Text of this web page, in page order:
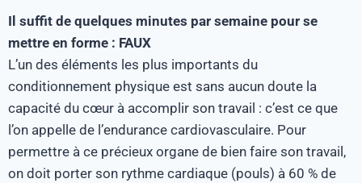
Il suffit de quelques minutes par semaine pour se
mettre en forme : FAUX
L’un des éléments les plus importants du
conditionnement physique est sans aucun doute la
capacité du cœur à accomplir son travail : c’est ce que
l’on appelle de l’endurance cardiovasculaire. Pour
permettre à ce précieux organe de bien faire son travail,
on doit porter son rythme cardiaque (pouls) à 60 % de